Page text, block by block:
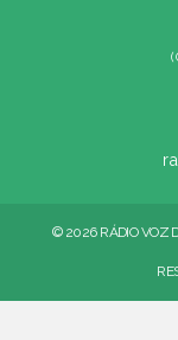
© 2026 RÁDIO VOZ